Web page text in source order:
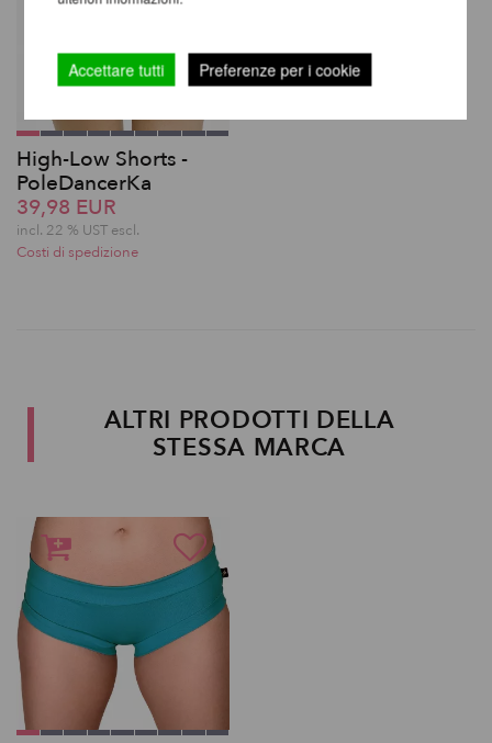
High-Low Shorts -
PoleDancerKa
39,98 EUR
incl. 22 % UST escl.
Costi di spedizione
ALTRI PRODOTTI DELLA
STESSA MARCA
Accettare tutti Preferenze per i cookie